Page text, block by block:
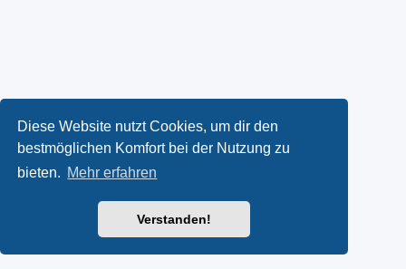
Diese Website nutzt Cookies, um dir den
bestmöglichen Komfort bei der Nutzung zu
bieten. Mehr erfahren
Verstanden!